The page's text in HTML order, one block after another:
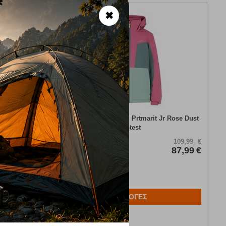
JR Cab
27,99 €
22,39 €
20%
Παιδικό Μπουφάν Σκι Prtmarit Jr Rose Dust
Protest
Κωδικός: FRE-18421
Άμεσα
διαθέσιμο
109,99 €
87,99 €
ΕΠΙΛΟΓΕΣ
Αγαπημένα
✖